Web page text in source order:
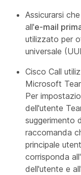
Assicurarsi
all'e-mail
utilizzato per
universale
Cisco Call
Microsoft
Per
dell'utente
suggerimento
raccomanda
principale
corrisponda
dell'utente e